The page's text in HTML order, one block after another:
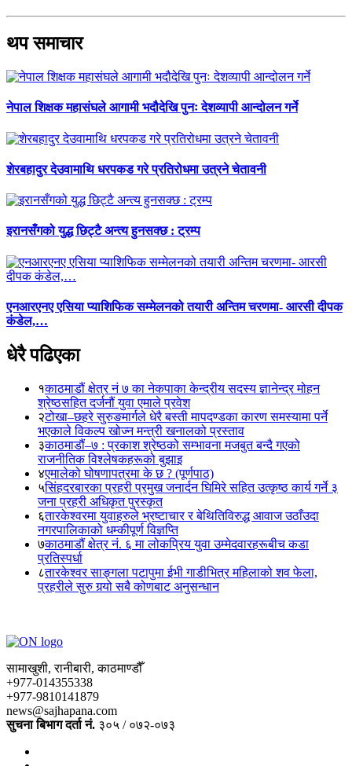
थप समाचार
नेपाल शिक्षक महासंघले आगामी भदौदेखि पुनः देशव्यापी आन्दोलन गर्ने
शेरबहादुर देउवामाथि धरपकड गरे प्रतिरोधमा उत्रने चेतावनी
इरानसँगको युद्ध छिट्टै अन्त्य हुनसक्छ : ट्रम्प
एनआरएनए एसिया प्याशिफिक सम्मेलनको तयारी अन्तिम चरणमा- आरसी दीपक
कंडेल,…
धेरै पढिएका
१काठमाडौं क्षेत्र नं ७ का नेकपाका केन्द्रीय सदस्य ज्ञानेन्द्र मोहन
श्रेष्ठसहित दर्जनौं युवा एमाले प्रवेश
२टोखा–छहरे सुरुङमार्गले धेरै बस्ती मापदण्डका कारण समस्यामा पर्ने
भएकाले विकल्प खोज्न मन्त्री खनालको प्रस्ताव
३काठमाडौं–७ : प्रकाश श्रेष्ठको सम्भावना मजबुत बन्दै गएको
राजनीतिक विश्लेषकहरूको बुझाइ
४एमालेको घोषणापत्रमा के छ ? (पूर्णपाठ)
५सिंहदरबारका प्रहरी प्रमुख जनार्दन घिमिरे सहित उत्कृष्ठ कार्य गर्ने ३
जना प्रहरी अधिकृत पुरस्कृत
६तारकेश्वरमा युवाहरुले भ्रष्टाचार र बेथितिविरुद्ध आवाज उठाँउदा
नगरपालिकाको धम्कीपूर्ण विज्ञप्ति
७काठमाडौं क्षेत्र नं. ६ मा लोकप्रिय युवा उम्मेदवारहरूबीच कडा
प्रतिस्पर्धा
८तारकेश्वर साङ्गला पटापुमा ईभी गाडीभित्र महिलाको शव फेला,
प्रहरीले सुरु गर्‍यो सबै कोणबाट अनुसन्धान
सामाखुशी, रानीबारी, काठमाण्डौँ
+977-014355338
+977-9810141879
news@sajhapana.com
सुचना बिभाग दर्ता नं. ३०५ / ०७२-०७३